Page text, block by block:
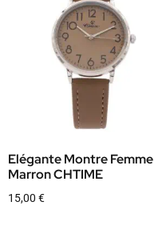
Elégante Montre Femme
Marron CHTIME
15,00 €